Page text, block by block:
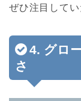
ぜひ注目してい
4. グロ
さ